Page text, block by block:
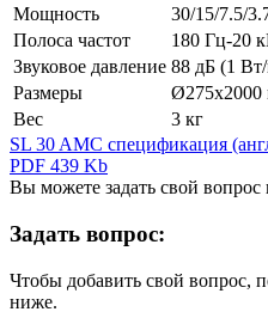
Мощность
30/15/7.5/
Полоса частот
180 Гц-20
Звуковое давление 88 дБ (1
Размеры
Вес
3 кг
SL 30 AMC спецификация
PDF 439 Kb
Вы можете задать свой вопрос
Задать вопрос:
Чтобы добавить свой вопрос,
ниже.